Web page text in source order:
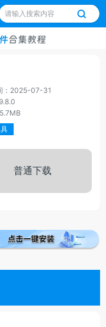
合集教程
：2025-07-31
普通下载